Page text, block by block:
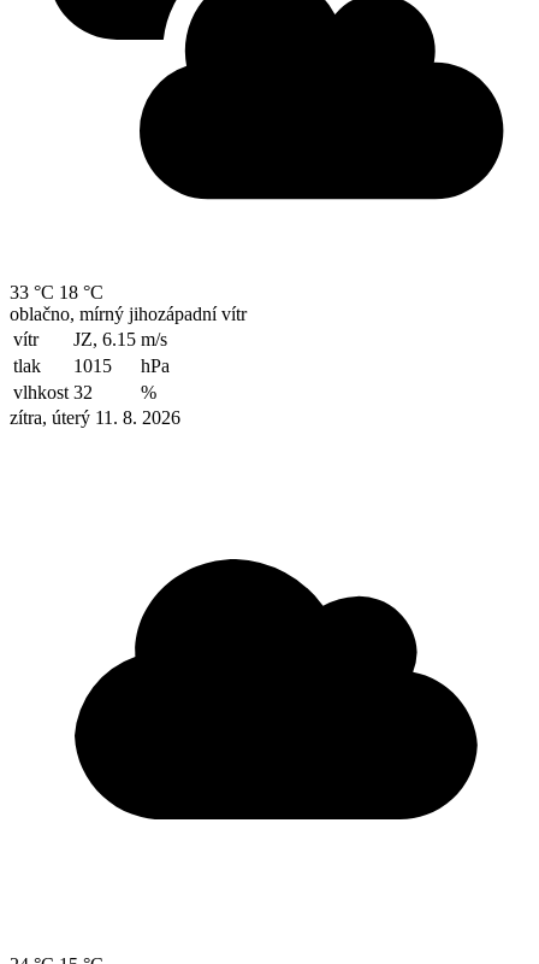
33 °C 18 °C
oblačno, mírný jihozápadní vítr
vítr
JZ, 6.15 m/s
tlak
1015
hPa
vlhkost 32
%
zítra, úterý 11. 8. 2026